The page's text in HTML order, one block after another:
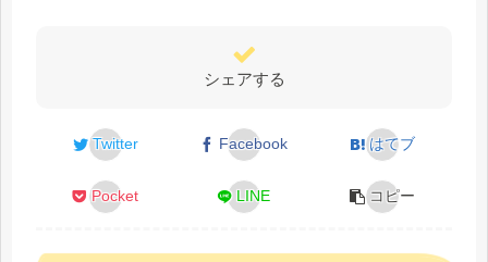
シェアする
Twitter Facebook はてブ
Pocket LINE コピー